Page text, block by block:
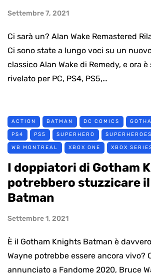
Settembre 7, 2021
Ci sarà un? Alan Wake Remastered
Ci sono state a lungo voci su un
classico Alan Wake di Remedy, e ora
rivelato per PC, PS4, PS5,…
ACTION BATMAN DC COMICS
PS4 PS5 SUPERHERO SUPERHEROES
WB MONTREAL XBOX ONE XBOX
I doppiatori di Gotham
potrebbero stuzzicare
Batman
Settembre 1, 2021
È il Gotham Knights Batman è
Wayne potrebbe essere ancora vivo?
annunciato a Fandome 2020, Bruce